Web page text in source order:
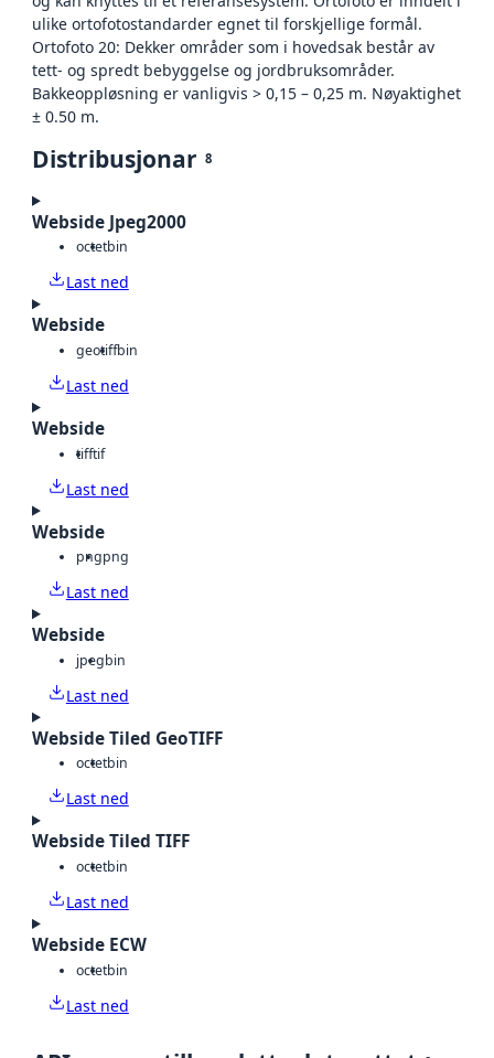
ulike ortofotostandarder egnet til forskjellige formål.
Ortofoto 20: Dekker områder som i hovedsak består av
tett- og spredt bebyggelse og jordbruksområder.
Bakkeoppløsning er vanligvis > 0,15 – 0,25 m. Nøyaktighet
± 0.50 m.
Distribusjonar 8
Webside Jpeg2000
octetbin
Last ned
Webside
geotiffbin
Last ned
Webside
tifftif
Last ned
Webside
pngpng
Last ned
Webside
jpegbin
Last ned
Webside Tiled GeoTIFF
octetbin
Last ned
Webside Tiled TIFF
octetbin
Last ned
Webside ECW
octetbin
Last ned